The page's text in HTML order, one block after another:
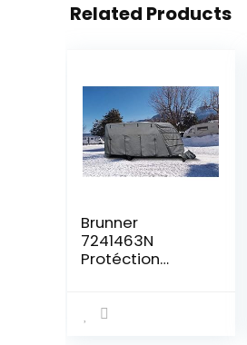
Related Products
Brunner
7241463N
Protéction